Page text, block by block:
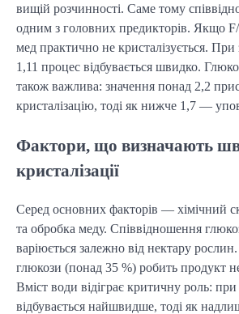
вищій розчинності. Саме тому
одним з головних предикторів. Якщо
мед практично не кристалізується.
1,11 процес відбувається швидко.
також важлива: значення понад 2,2
кристалізацію, тоді як нижче 1,7 —
Фактори, що визначають
кристалізації
Серед основних факторів — хімічний
та обробка меду. Співвідношення
варіюється залежно від нектару
глюкози (понад 35 %) робить продукт
Вміст води відіграє критичну роль: при
відбувається найшвидше, тоді як